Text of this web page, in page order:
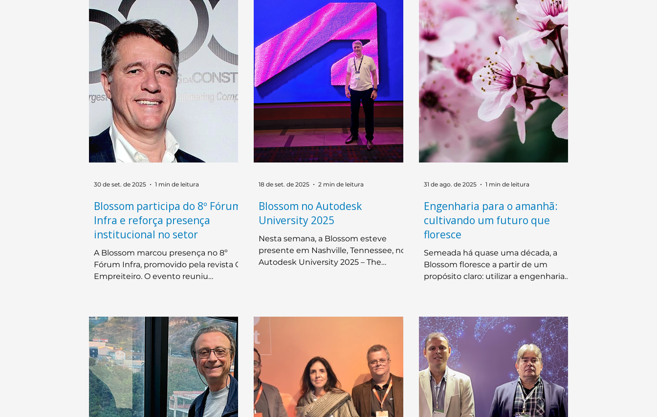
Mineração e Siderurgia, reforçando o
papel do prêmio como um referencial
técnico para o setor.
processo iniciado no primeiro
semestre, com as atividades de
preparação e o encontro de
sensibilização realizado em Belém.
internacionais, em dois dias de
debates, painéis técnicos e feira
tecnológica.
Blossom participa do 8º Fórum
Infra e reforça presença
institucional no setor
A Blossom marcou presença no 8º
Fórum Infra, promovido pela revista O
Empreiteiro. O evento reuniu
rumos da infraestrutura nacional.
30 de set. de 2025 1 min de leitura
Blossom no Autodesk
University 2025
Nesta semana, a Blossom esteve
presente em Nashville, Tennessee, no
Autodesk University 2025 – The
construção e manufatura.
Representando a empresa, o CEO
Frederico Jannotti participou de
painéis, sessões técnicas e encontros
estratégicos que exploram o futuro
da indústria.
18 de set. de 2025 2 min de leitura
Engenharia para o amanhã:
cultivando um futuro que
floresce
Semeada há quase uma década, a
Blossom floresce a partir de um
propósito claro: utilizar a engenharia
31 de ago. de 2025 1 min de leitura